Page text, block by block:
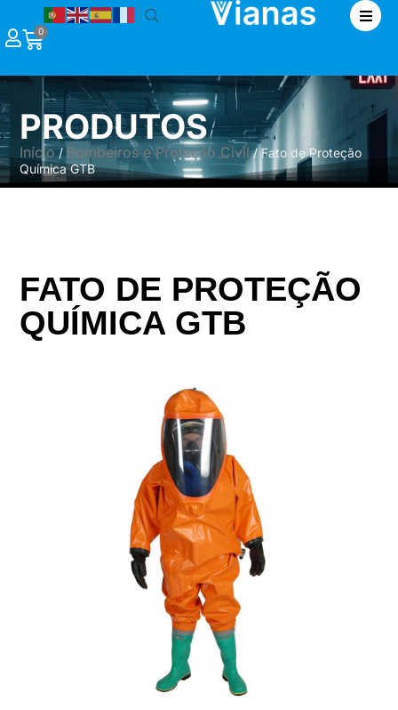
0
PRODUTOS
Início/ Bombeiros e Proteção Civil/ Fato de Proteção
Química GTB
FATO DE PROTEÇÃO
QUÍMICA GTB